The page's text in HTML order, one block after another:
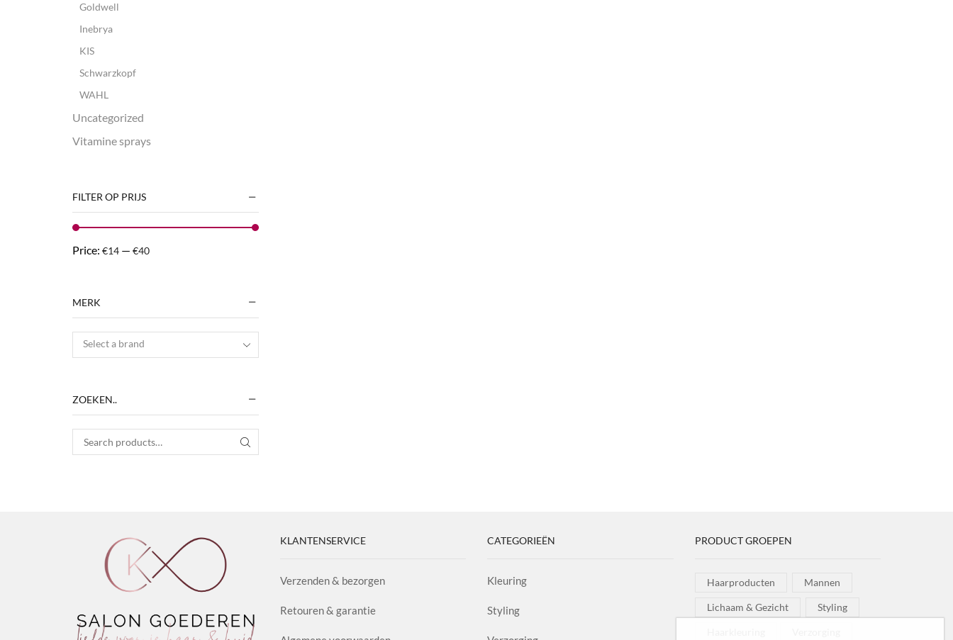
Goldwell
Inebrya
KIS
Schwarzkopf
WAHL
Uncategorized
Vitamine sprays
FILTER OP PRIJS
Price: €14 — €40
MERK
Select a brand
ZOEKEN..
Search for: SEARCH
KLANTENSERVICE
Verzenden & bezorgen
Retouren & garantie
CATEGORIEËN
Kleuring
Styling
PRODUCT GROEPEN
Haarproducten Mannen
Lichaam & Gezicht Styling